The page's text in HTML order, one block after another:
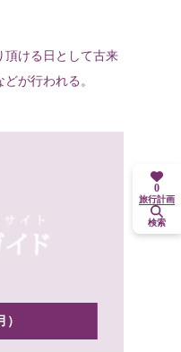
頂ける日として古来
が行われる。
0
旅行計画
検索